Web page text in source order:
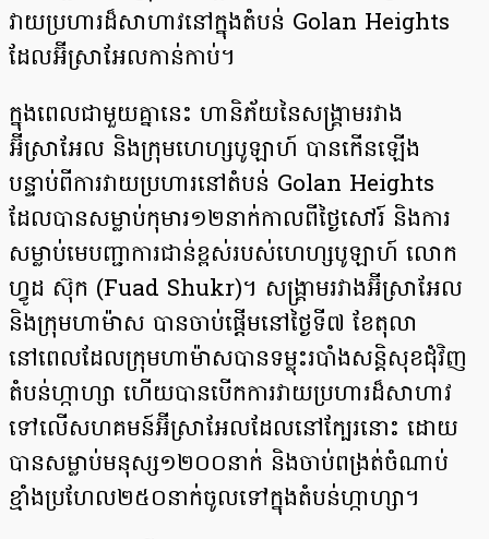
វាយប្រហារដ៏សាហាវនៅក្នុងតំបន់ Golan Heights
ដែលអ៊ីស្រាអែលកាន់កាប់។
ក្នុងពេលជាមួយគ្នានេះ ហានិភ័យនៃសង្រ្គាមរវាង
អ៊ីស្រាអែល និងក្រុមហេហ្សបូឡាហ៍ បានកើនឡើង
បន្ទាប់ពីការវាយប្រហារនៅតំបន់ Golan Heights
ដែលបានសម្លាប់កុមារ១២នាក់កាលពីថ្ងៃសៅរ៍ និងការ
សម្លាប់មេបញ្ជាការជាន់ខ្ពស់របស់ហេហ្សបូឡាហ៍ លោក
ហ្វូដ ស៊ុក (Fuad Shukr)។ សង្គ្រាមរវាងអ៊ីស្រាអែល
និងក្រុមហាម៉ាស បានចាប់ផ្តើមនៅថ្ងៃទី៧ ខែតុលា
នៅពេលដែលក្រុមហាម៉ាសបានទម្លុះរបាំងសន្តិសុខជុំវិញ
តំបន់ហ្កាហ្សា ហើយបានបើកការវាយប្រហារដ៏សាហាវ
ទៅលើសហគមន៍អ៊ីស្រាអែលដែលនៅក្បែរនោះ ដោយ
បានសម្លាប់មនុស្ស១២០០នាក់ និងចាប់ពង្រត់ចំណាប់
ខ្មាំងប្រហែល២៥០នាក់ចូលទៅក្នុងតំបន់ហ្កាហ្សា។